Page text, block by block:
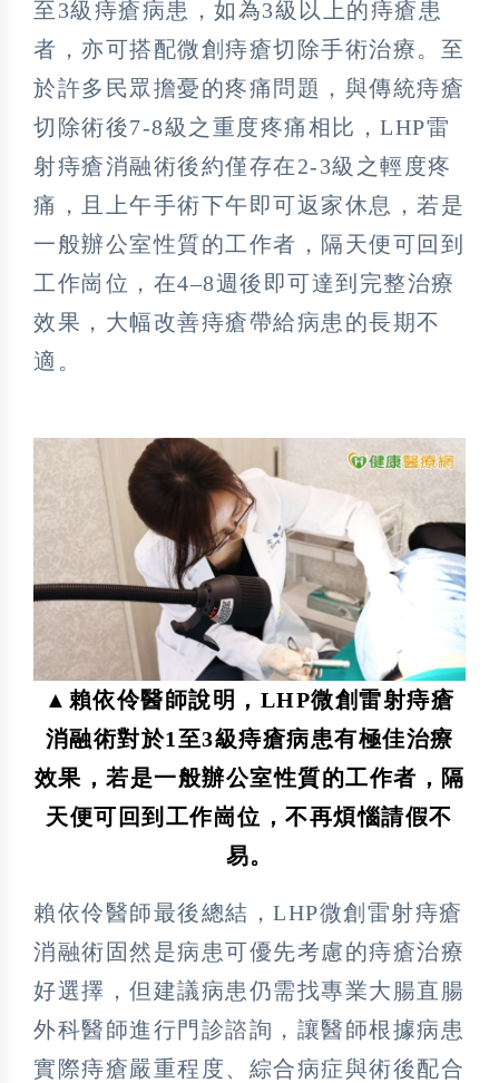
至3級痔瘡病患，如為3級以上的痔瘡患
者，亦可搭配微創痔瘡切除手術治療。至
於許多民眾擔憂的疼痛問題，與傳統痔瘡
切除術後7-8級之重度疼痛相比，LHP雷
射痔瘡消融術後約僅存在2-3級之輕度疼
痛，且上午手術下午即可返家休息，若是
一般辦公室性質的工作者，隔天便可回到
工作崗位，在4–8週後即可達到完整治療
效果，大幅改善痔瘡帶給病患的長期不
適。
▲賴依伶醫師說明，LHP微創雷射痔瘡
消融術對於1至3級痔瘡病患有極佳治療
效果，若是一般辦公室性質的工作者，隔
天便可回到工作崗位，不再煩惱請假不
易。
賴依伶醫師最後總結，LHP微創雷射痔瘡
消融術固然是病患可優先考慮的痔瘡治療
好選擇，但建議病患仍需找專業大腸直腸
外科醫師進行門診諮詢，讓醫師根據病患
實際痔瘡嚴重程度、綜合病症與術後配合